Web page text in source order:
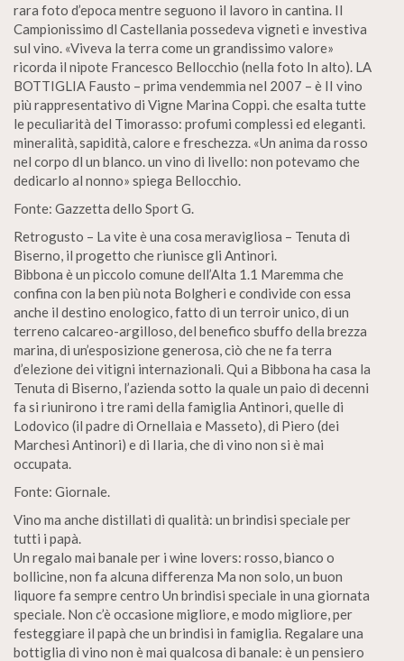
rara foto d’epoca mentre seguono il lavoro in cantina. II
Campionissimo dl Castellania possedeva vigneti e investiva
sul vino. «Viveva la terra come un grandissimo valore»
ricorda il nipote Francesco Bellocchio (nella foto In alto). LA
BOTTIGLIA Fausto – prima vendemmia nel 2007 – è II vino
più rappresentativo di Vigne Marina Coppi. che esalta tutte
le peculiarità del Timorasso: profumi complessi ed eleganti.
mineralità, sapidità, calore e freschezza. «Un anima da rosso
nel corpo dl un blanco. un vino di livello: non potevamo che
dedicarlo al nonno» spiega Bellocchio.
Fonte: Gazzetta dello Sport G.
Retrogusto – La vite è una cosa meravigliosa – Tenuta di
Biserno, il progetto che riunisce gli Antinori.
Bibbona è un piccolo comune dell’Alta 1.1 Maremma che
confina con la ben più nota Bolgheri e condivide con essa
anche il destino enologico, fatto di un terroir unico, di un
terreno calcareo-argilloso, del benefico sbuffo della brezza
marina, di un’esposizione generosa, ciò che ne fa terra
d’elezione dei vitigni internazionali. Qui a Bibbona ha casa la
Tenuta di Biserno, l’azienda sotto la quale un paio di decenni
fa si riunirono i tre rami della famiglia Antinori, quelle di
Lodovico (il padre di Ornellaia e Masseto), di Piero (dei
Marchesi Antinori) e di Ilaria, che di vino non si è mai
occupata.
Fonte: Giornale.
Vino ma anche distillati di qualità: un brindisi speciale per
tutti i papà.
Un regalo mai banale per i wine lovers: rosso, bianco o
bollicine, non fa alcuna differenza Ma non solo, un buon
liquore fa sempre centro Un brindisi speciale in una giornata
speciale. Non c’è occasione migliore, e modo migliore, per
festeggiare il papà che un brindisi in famiglia. Regalare una
bottiglia di vino non è mai qualcosa di banale: è un pensiero